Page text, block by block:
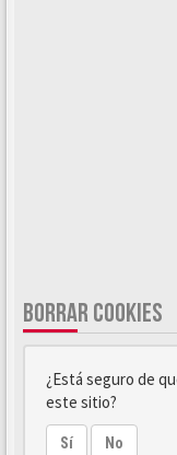
BORRAR COOKIES
¿Está seguro de
este sitio?
Sí No